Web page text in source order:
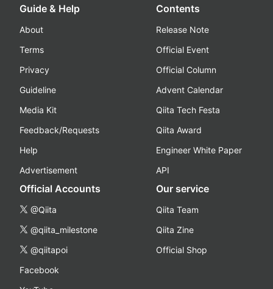
Guide & Help
About
Terms
Privacy
Guideline
Media Kit
Feedback/Requests
Help
Advertisement
Contents
Release Note
Official Event
Official Column
Advent Calendar
Qiita Tech Festa
Qiita Award
Engineer White Paper
API
Official Accounts
@Qiita
@qiita_milestone
@qiitapoi
Facebook
Our service
Qiita Team
Qiita Zine
Official Shop